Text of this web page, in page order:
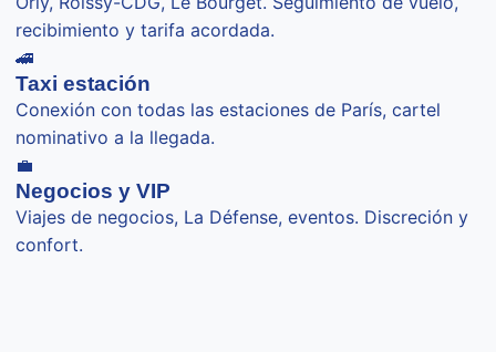
recibimiento y tarifa acordada.
🚄
Taxi estación
Conexión con todas las estaciones de París, cartel
nominativo a la llegada.
💼
Negocios y VIP
Viajes de negocios, La Défense, eventos. Discreción y
confort.